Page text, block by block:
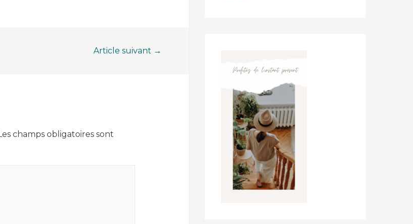
Article suivant →
champs obligatoires sont